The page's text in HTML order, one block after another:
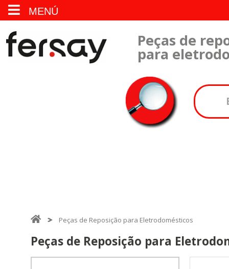
MENÚ
Peças de
para
Peças de Reposição para Eletrodomésticos
Peças de Reposição para